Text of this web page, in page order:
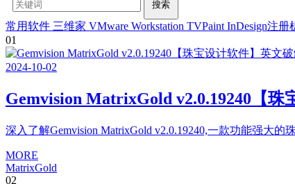
常用软件 三维家 VMware Workstation TVPaint InDesign注册
01
2024-10-02
Gemvision MatrixGold v2.0.19240【
深入了解Gemvision MatrixGold v2.0.19240,一款功能强大
MORE
MatrixGold
02